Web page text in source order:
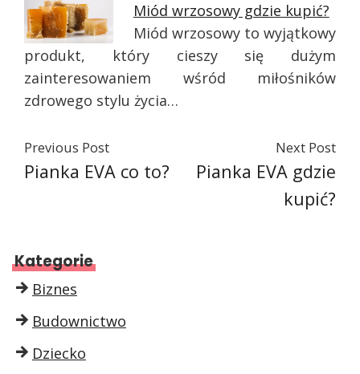
Miód wrzosowy gdzie kupić?
Miód wrzosowy to wyjątkowy
produkt, który cieszy się dużym
zainteresowaniem wśród miłośników
zdrowego stylu życia…
Previous Post
Pianka EVA co to?
Next Post
Pianka EVA gdzie
kupić?
Kategorie
Biznes
Budownictwo
Dziecko